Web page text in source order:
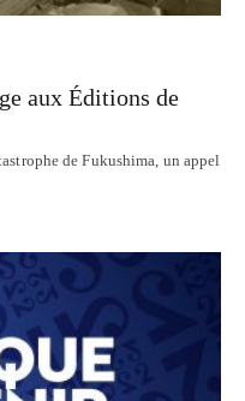
aux Éditions de
de Fukushima, un appel